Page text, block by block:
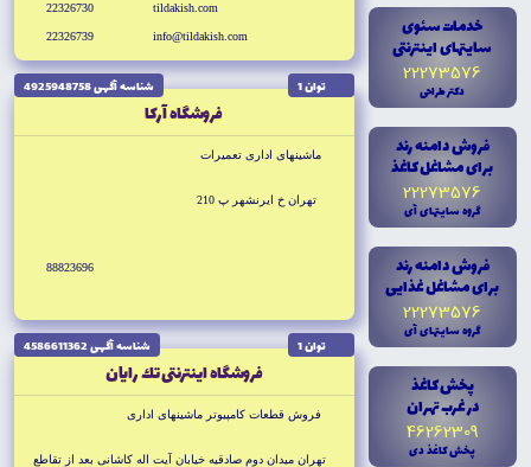
خدمات سئوى
سايتهاى اينترنتى
22273576
دکتر طراحى
فروش دامنه رند
براى مشاغل کاغذ
22273576
گروه سايتهاى آى
فروش دامنه رند
براى مشاغل غذايى
22273576
گروه سايتهاى آى
پخش کاغذ
در غرب تهران
46262309
پخش کاغذ دى
tildakish.com
info@tildakish.com
22326730
22326739
توان 1 شناسه آگهى 4925948758
فروشگاه آركا
ماشينهاى ادارى تعميرات
تهران خ ايرنشهر پ 210
88823696
توان 1 شناسه آگهى 4586611362
فروشگاه اينترنتى تك رايان
فروش قطعات كامپيوتر ماشينهاى ادارى
تهران ميدان دوم صادقيه خيابان آيت اله كاشانى بعد از تقاطع